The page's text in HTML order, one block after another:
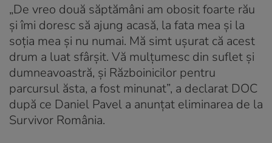
„De vreo două săptămâni am obosit foarte rău
și îmi doresc să ajung acasă, la fata mea și la
soția mea și nu numai. Mă simt ușurat că acest
drum a luat sfârșit. Vă mulțumesc din suflet și
dumneavoastră, și Războinicilor pentru
parcursul ăsta, a fost minunat”, a declarat DOC
după ce Daniel Pavel a anunțat eliminarea de la
Survivor România.